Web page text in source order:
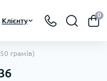
Клієнту
0
грамів)